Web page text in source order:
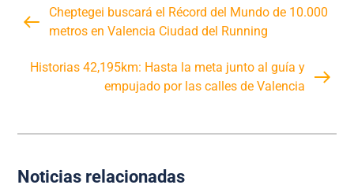
Cheptegei buscará el Récord del Mundo de 10.000
metros en Valencia Ciudad del Running
Historias 42,195km: Hasta la meta junto al guía y
empujado por las calles de Valencia
Noticias relacionadas